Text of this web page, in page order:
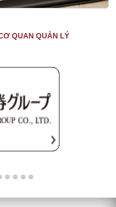
QUAN QUẢN LÝ